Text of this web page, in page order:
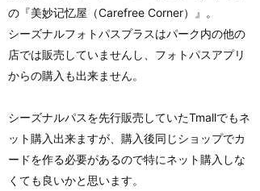
の『美妙记忆屋（Carefree Corner）』。
シーズナルフォトパスプラスはパーク内の他の
店では販売していませんし、フォトパスアプリ
からの購入も出来ません。
シーズナルパスを先行販売していたTmallでもネ
ット購入出来ますが、購入後同じショップでカ
ードを作る必要があるので特にネット購入しな
くても良いかと思います。